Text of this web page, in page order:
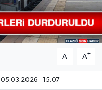
A- A+
05.03.2026 - 15:07